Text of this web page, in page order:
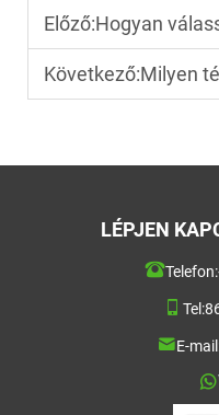
Előző:Hogyan válasszon
Következő:Milyen tényezők
LÉPJEN
Telefon:
Tel:
E-